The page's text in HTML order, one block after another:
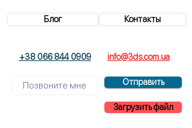
Контакты
+38 066 844 0909 info@3ds.com.ua
Отправить
Загрузить файл
Блог